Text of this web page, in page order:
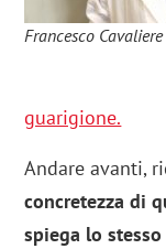
Francesco Cavaliere
guarigione.
Andare avanti,
concretezza di
spiega lo